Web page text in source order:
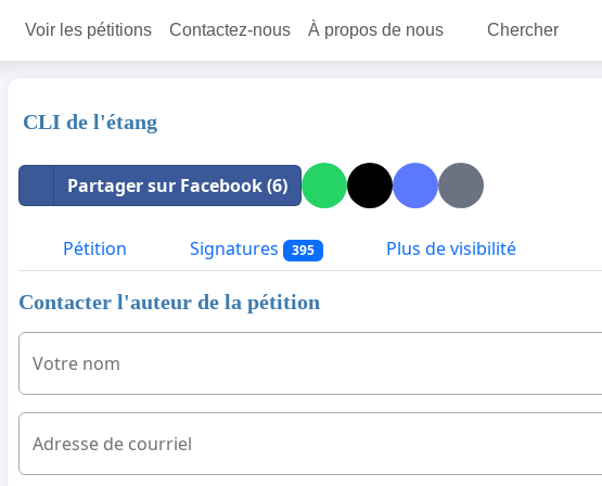
Voir les pétitions Contactez-nous À propos de nous Chercher
CLI de l'étang
Partager sur Facebook (6)
Pétition Signatures 395 Plus de visibilité
Contacter l'auteur de la pétition
Votre nom
Adresse de courriel